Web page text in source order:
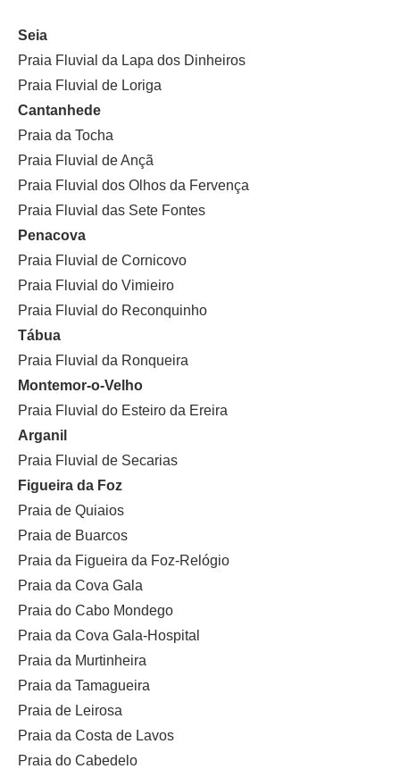
Seia
Praia Fluvial da Lapa dos Dinheiros
Praia Fluvial de Loriga
Cantanhede
Praia da Tocha
Praia Fluvial de Ançã
Praia Fluvial dos Olhos da Fervença
Praia Fluvial das Sete Fontes
Penacova
Praia Fluvial de Cornicovo
Praia Fluvial do Vimieiro
Praia Fluvial do Reconquinho
Tábua
Praia Fluvial da Ronqueira
Montemor-o-Velho
Praia Fluvial do Esteiro da Ereira
Arganil
Praia Fluvial de Secarias
Figueira da Foz
Praia de Quiaios
Praia de Buarcos
Praia da Figueira da Foz-Relógio
Praia da Cova Gala
Praia do Cabo Mondego
Praia da Cova Gala-Hospital
Praia da Murtinheira
Praia da Tamagueira
Praia de Leirosa
Praia da Costa de Lavos
Praia do Cabedelo